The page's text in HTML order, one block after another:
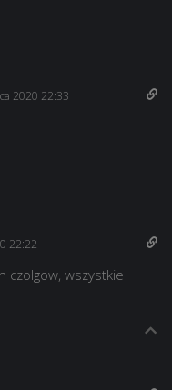
2020 22:33
22:22
czolgow, wszystkie